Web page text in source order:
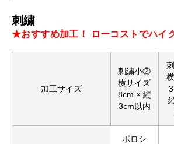
刺繍
★おすすめ加工！ ローコストでハイ
加工サイズ
刺繍小②
横サイズ
8cm × 縦
3cm以内
ポロシ